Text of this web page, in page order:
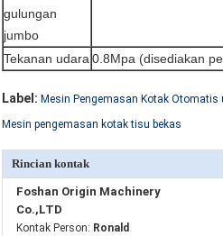
gulungan
jumbo
Tekanan udara 0.8Mpa (disediakan
Label: Mesin Pengemasan Kotak
Mesin pengemasan kotak tisu bekas
Rincian kontak
Foshan Origin Machinery
Co.,LTD
Kontak Person: Ronald